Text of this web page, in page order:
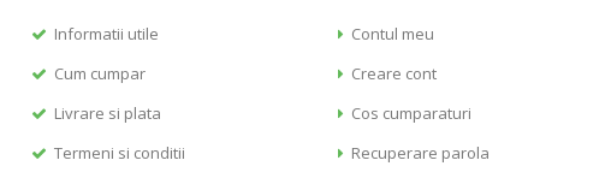
Informatii utile
Cum cumpar
Livrare si plata
Termeni si conditii
Contul meu
Creare cont
Cos cumparaturi
Recuperare parola